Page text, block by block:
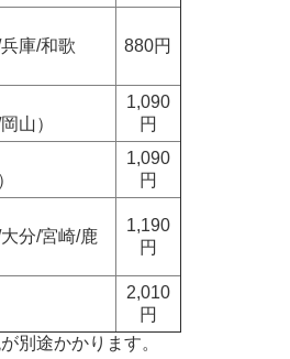
庫/和歌
880円
山）
1,090
円
1,090
円
分/宮崎/鹿
1,190
円
2,010
円
別途かかります。